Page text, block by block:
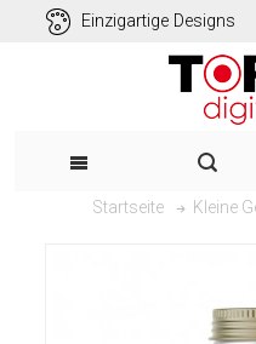
Einzigartige Designs
Startseite Kleine